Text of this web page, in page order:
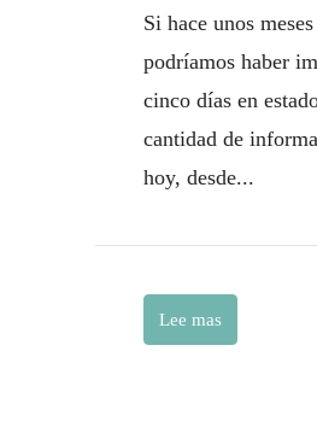
Si hace unos
podríamos haber
cinco días en
cantidad de
hoy, desde...
Lee mas